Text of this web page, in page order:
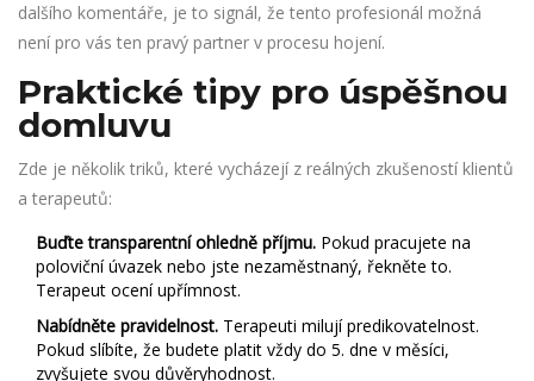
dalšího komentáře, je to signál, že tento profesionál možná
není pro vás ten pravý partner v procesu hojení.
Praktické tipy pro úspěšnou
domluvu
Zde je několik triků, které vycházejí z reálných zkušeností klientů
a terapeutů:
Buďte transparentní ohledně příjmu. Pokud pracujete na
poloviční úvazek nebo jste nezaměstnaný, řekněte to.
Terapeut ocení upřímnost.
Nabídněte pravidelnost. Terapeuti milují predikovatelnost.
Pokud slíbíte, že budete platit vždy do 5. dne v měsíci,
zvyšujete svou důvěryhodnost.